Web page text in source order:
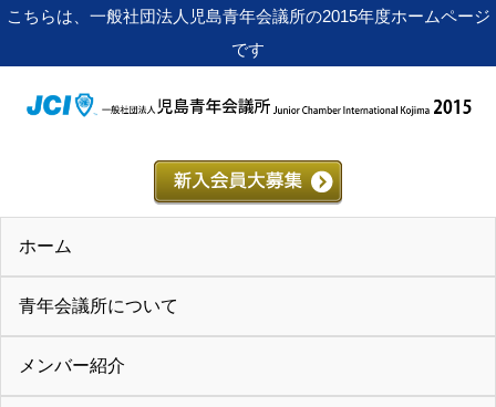
こちらは、一般社団法人児島青年会議所の2015年度ホームページ
です
ホーム
青年会議所について
メンバー紹介